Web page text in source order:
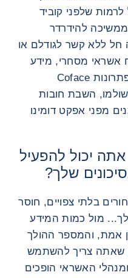
שלפני קוביד
ממשיכה להידרדר
חל ללא קשר לגודלם או
אשראי מסחרי, מידע
עסקי או גביית חובות: קיימים פתרונות Coface
השבת חובות
מפני אפקט דומינו
אתה יכול להפעיל
שלך?
בלתי צפויים, חוסר
מול כמות המידע
אמת, והמספר ההולך
שאתה צריך להשתמש
האשראי הופכים